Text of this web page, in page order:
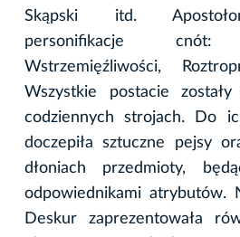
Skąpski itd.
personifikacje cnót:
Wstrzemięźliwości,
Wszystkie postacie
codziennych strojach. Do
doczepiła sztuczne pejsy
dłoniach przedmioty,
odpowiednikami atrybutów.
Deskur zaprezentowała